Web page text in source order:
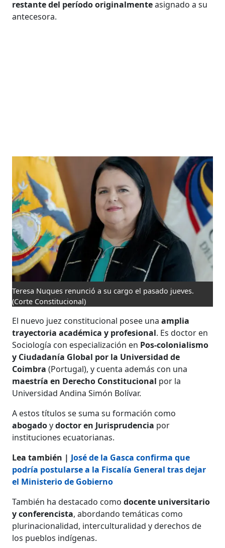
restante del período originalmenteasignado a su
antecesora.
Teresa Nuques renunció a su cargo el pasado jueves.
(Corte Constitucional)
El nuevo juez constitucional posee una amplia
trayectoria académica y profesional. Es doctor en
Sociología con especialización en Pos-colonialismo
y Ciudadanía Global por la Universidad de
Coimbra (Portugal), y cuenta además con una
maestría en Derecho Constitucional por la
Universidad Andina Simón Bolívar.
A estos títulos se suma su formación como
abogadoydoctor en Jurisprudencia por
instituciones ecuatorianas.
Lea también | José de la Gasca confirma que
podría postularse a la Fiscalía General tras dejar
el Ministerio de Gobierno
También ha destacado comodocente universitario
y conferencista, abordando temáticas como
plurinacionalidad, interculturalidad y derechos de
los pueblos indígenas.